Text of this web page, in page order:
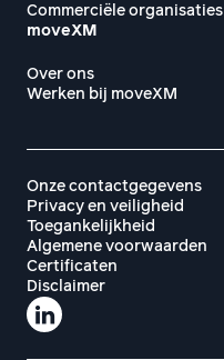
Commerciële organisaties
moveXM
Over ons
Werken bij moveXM
Onze contactgegevens
Privacy en veiligheid
Toegankelijkheid
Algemene voorwaarden
Certificaten
Disclaimer